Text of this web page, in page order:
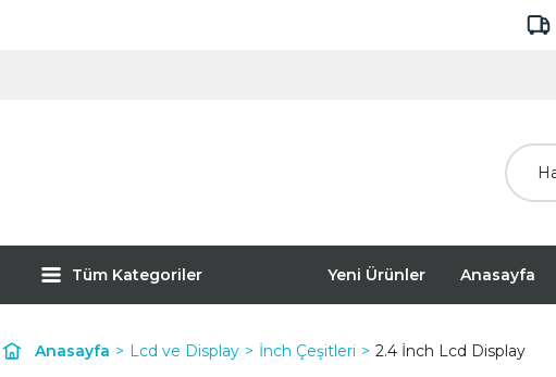
Tüm Kategoriler Yeni Ürünler Anasayfa
Anasayfa Lcd ve Display İnch Çeşitleri 2.4 İnch Lcd Display